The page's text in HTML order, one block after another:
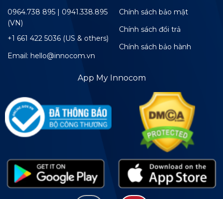
0964.738 895 | 0941.338.895
(VN)
+1 661 422 5036 (US & others)
Email: hello@innocom.vn
Chính sách bảo mật
Chính sách đổi trả
Chính sách bảo hành
App My Innocom